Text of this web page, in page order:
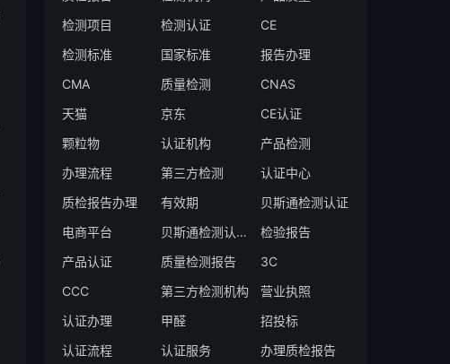
检测项目
检测认证
CE
检测标准
国家标准
报告办理
CMA
质量检测
CNAS
天猫
京东
CE认证
颗粒物
认证机构
产品检测
办理流程
第三方检测
认证中心
质检报告办理
有效期
贝斯通检测认证
电商平台
贝斯通检测认证中心
检验报告
产品认证
质量检测报告
3C
CCC
第三方检测机构
营业执照
认证办理
甲醛
招投标
认证流程
认证服务
办理质检报告